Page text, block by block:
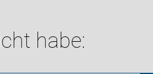
habe: